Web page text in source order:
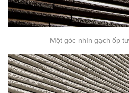
Một góc nhìn gạch ốp